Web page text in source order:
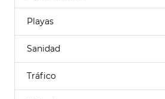
Playas
Sanidad
Tráfico